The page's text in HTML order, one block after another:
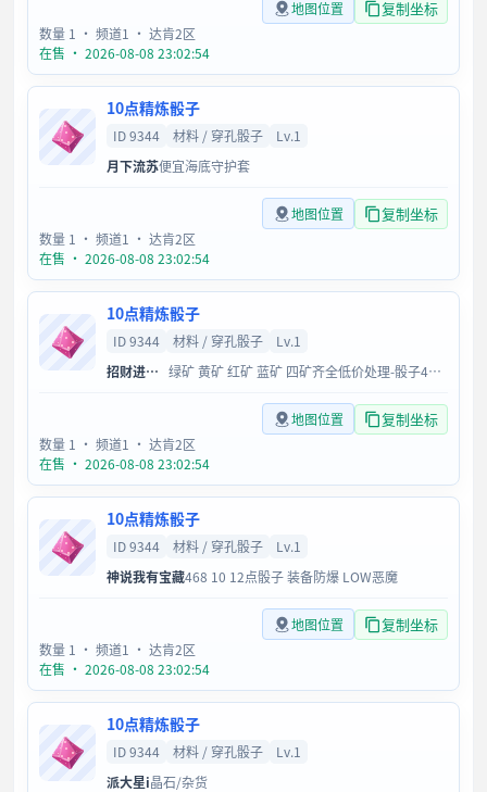
地图位置 复制坐标
数量 1 · 频道1 · 达肯2区
在售 · 2026-08-08 23:02:54
10点精炼骰子
ID 9344 材料 / 穿孔骰子
Lv.1
月下流苏便宜海底守护套
地图位置 复制坐标
数量 1 · 频道1 · 达肯2区
在售 · 2026-08-08 23:02:54
10点精炼骰子
ID 9344 材料 / 穿孔骰子
Lv.1
招财进宝10
绿矿 黄矿 红矿 蓝矿 四矿齐全低价处理-骰子4681012
地图位置 复制坐标
数量 1 · 频道1 · 达肯2区
在售 · 2026-08-08 23:02:54
10点精炼骰子
ID 9344 材料 / 穿孔骰子
Lv.1
神说我有宝藏468 10 12点骰子 装备防爆 LOW恶魔
地图位置 复制坐标
数量 1 · 频道1 · 达肯2区
在售 · 2026-08-08 23:02:54
10点精炼骰子
ID 9344 材料 / 穿孔骰子
Lv.1
派大星i晶石/杂货